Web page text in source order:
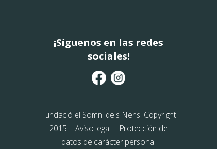
¡Síguenos en las redes
sociales!
Fundació el Somni dels Nens. Copyright
2015 | Aviso legal | Protección de
datos de carácter personal